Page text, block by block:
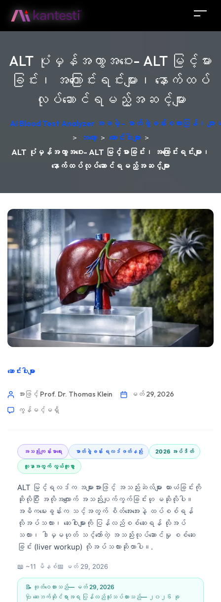
ALT ပုံမှန်အကွာအဝေး- ALT မြင့်မား
ခြင်း၊ အကြောင်းရင်းများ၊ နောက်ထပ်
လုပ်ဆောင်ရမည့်အဆင့်များ
AI Blood Test Analyzer အခမဲ့ - ဓာတ်ခွဲခန်းစကားပြန်၊
> ဘလော့ > ဆောင်းပါးများ >
ALT ပုံမှန်အကွာအဝေး- ALT မြင့်မားခြင်း၊ အကြောင်းရင်းများ၊
နောက်ထပ်လုပ်ဆောင်ရမည့်အဆင့်များ
ဆောင်းပါးများ
အားဖြင့် Prof. Dr. Thomas Klein
မတ် 29, 2026
ကွန်မင့်မရှိ
အသည်းကျန်းမာရေး ဓာတ်ခွဲခန်း ရလဒ်ဖတ်နည်း 2026 အပ်ဒိတ်
လူနာအတွက် လွယ်ကူစွာ
ALT မြင့်ရလဒ်က အများအားဖြင့် အသည်းဆဲလ်များ ယားယံခြင်းကို
ဆိုလိုပြီး အလိုအလျောက် အသည်းပျက်ကွက်ခြင်းဟု မဆိုလိုပါ။
အဓိကမေးခွန်းက သင့်အတွက် စိတ်အေးအေးနဲ့ ထပ်စစ်ရန်
လိုအပ်သလား၊ ဆေးဝါးများကို ပြန်လည်စစ်ဆေးရန် လိုအပ်
သလား၊ ဒါမှမဟုတ် သင့်တော်တဲ့ အသည်းလုပ်ဆောင်မှု စစ်ဆေး
ခြင်း (liver workup) လိုအပ်သလားဆိုတာပါ။.
📖 ~11 မိနစ်📅 မတ် 29, 2026
📝 ထုတ်ဝေထားသည်— မတ် 29, 2026
🩺 ဆေးဘက်ဆိုင်ရာအရ ပြန်လည်သုံးသပ်ထားသည်—
၂၀၂၆ ခု